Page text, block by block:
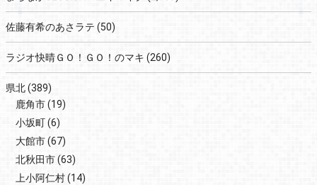
佐藤有希のあさラテ (50)
ラジオ快晴ＧＯ！ＧＯ！のマキ (260)
県北(389)
鹿角市(19)
小坂町(6)
大館市(67)
北秋田市(63)
上小阿仁村(14)